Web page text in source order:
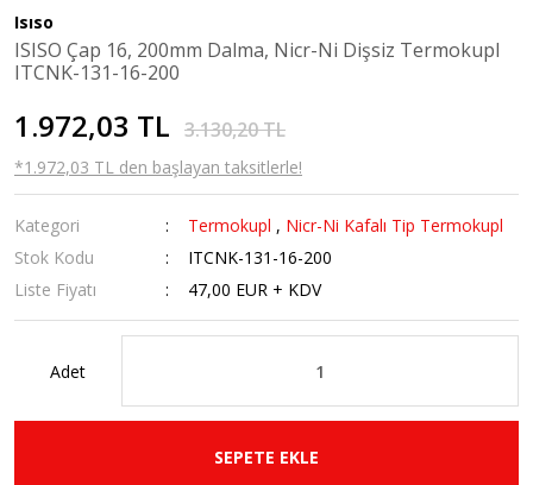
Isıso
ISISO Çap 16, 200mm Dalma, Nicr-Ni Dişsiz Termokupl
ITCNK-131-16-200
1.972,03 TL 3.130,20 TL
*1.972,03 TL den başlayan taksitlerle!
Kategori Termokupl , Nicr-Ni Kafalı Tip Termokupl
Stok Kodu
ITCNK-131-16-200
Liste Fiyatı
47,00 EUR + KDV
Adet
SEPETE EKLE